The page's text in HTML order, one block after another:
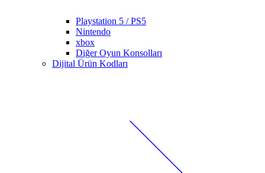
Playstation 5 / PS5
Nintendo
xbox
Diğer Oyun Konsolları
Dijital Ürün Kodları